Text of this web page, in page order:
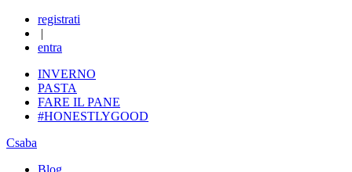
registrati
|
entra
INVERNO
PASTA
FARE IL PANE
#HONESTLYGOOD
Csaba
Blog